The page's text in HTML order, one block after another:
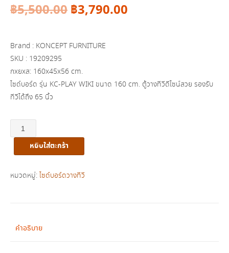
฿5,500.00Original
was:
฿5,500.00.
฿3,790.00
฿3,790.00.
Brand : KONCEPT FURNITURE
SKU : 19209295
กxยxส: 160x45x56 cm.
ไซด์บอร์ด รุ่น KC-PLAY WIKI ขนาด 160 cm. ตู้วางทีวีดีไซน์สวย รองรับ
ทีวีได้ถึง 65 นิ้ว
จำนวน
KC-
บอร์ด
หยิบใส่ตะกร้า
หมวดหมู่: ไซด์บอร์ดวางทีวี
คำอธิบาย